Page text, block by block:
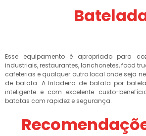
Esse equipamento é apropriado para
industriais, restaurantes, lanchonetes, food
cafeterias e qualquer outro local onde seja
de batata. A fritadeira de batata por
inteligente e com excelente custo-
batatas com rapidez e segurança.